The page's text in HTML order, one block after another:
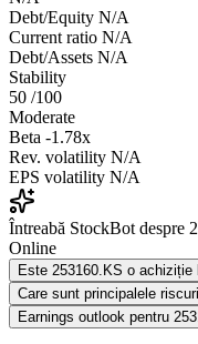
Debt/Equity N/A
Current ratio N/A
Debt/Assets N/A
Stability
50 /100
Moderate
Beta -1.78x
Rev. volatility N/A
EPS volatility N/A
Întreabă StockBot despre
Online
Este 253160.KS o achiziție
Care sunt principalele
Earnings outlook pentru